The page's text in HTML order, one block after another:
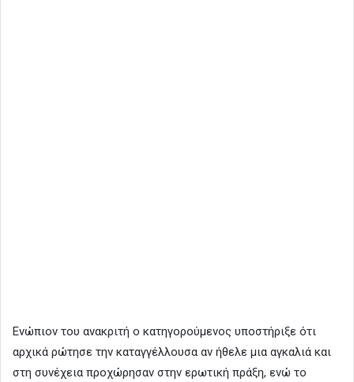
Ενώπιον του ανακριτή ο κατηγορούμενος υποστήριξε ότι
αρχικά ρώτησε την καταγγέλλουσα αν ήθελε μια αγκαλιά και
στη συνέχεια προχώρησαν στην ερωτική πράξη, ενώ το